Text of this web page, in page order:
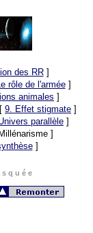
des RR]
rôle de l'armée]
animales ]
[ 9. Effet stigmate ]
parallèle ]
]
]
q u é e